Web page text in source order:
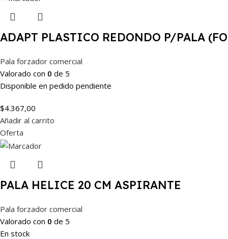
ADAPT PLASTICO REDONDO P/PALA
Pala forzador comercial
Valorado con 0 de 5
Disponible en pedido pendiente
$4.367,00
Añadir al carrito
Oferta
PALA HELICE 20 CM ASPIRANTE
Pala forzador comercial
Valorado con 0 de 5
En stock